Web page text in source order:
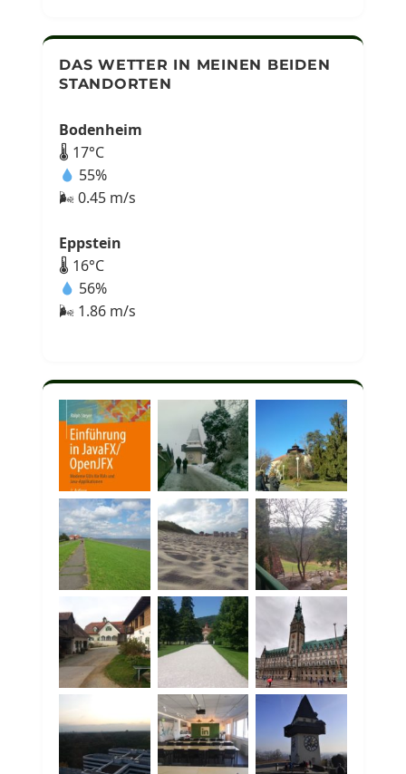
DAS WETTER IN MEINEN BEIDEN
STANDORTEN
Bodenheim
🌡 17°C
55%
🌬 0.45 m/s
Eppstein
🌡 16°C
56%
🌬 1.86 m/s